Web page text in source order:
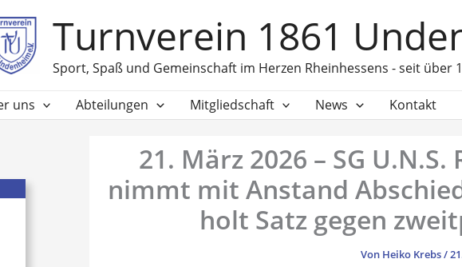
Turnverein 1861
Sport, Spaß und Gemeinschaft im Herzen Rheinhessens - seit über
uns Abteilungen Mitgliedschaft News Kontakt
21. März 2026 – SG
nimmt mit Anstand
holt Satz gegen
Von Heiko Krebs/